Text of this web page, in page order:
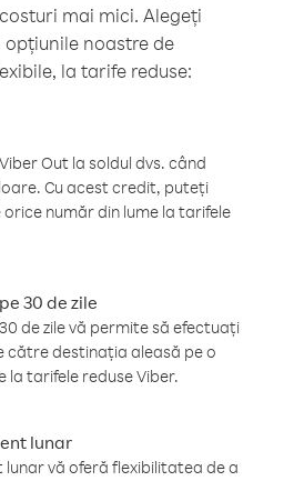
mai mici. Alegeți
opțiunile noastre de
la tarife reduse:
Out la soldul dvs. când
Cu acest credit, puteți
număr din lume la tarifele
30 de zile
de zile vă permite să efectuați
către destinația aleasă pe o
la tarifele reduse Viber.
lunar
lunar vă oferă flexibilitatea de a